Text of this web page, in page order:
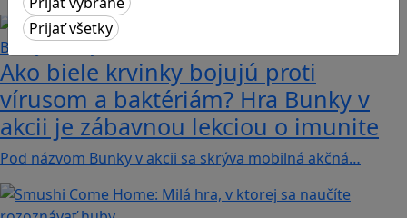
Ako biele krvinky bojujú proti
vírusom a baktériám? Hra Bunky v
akcii je zábavnou lekciou o imunite
Pod názvom Bunky v akcii sa skrýva mobilná akčná…